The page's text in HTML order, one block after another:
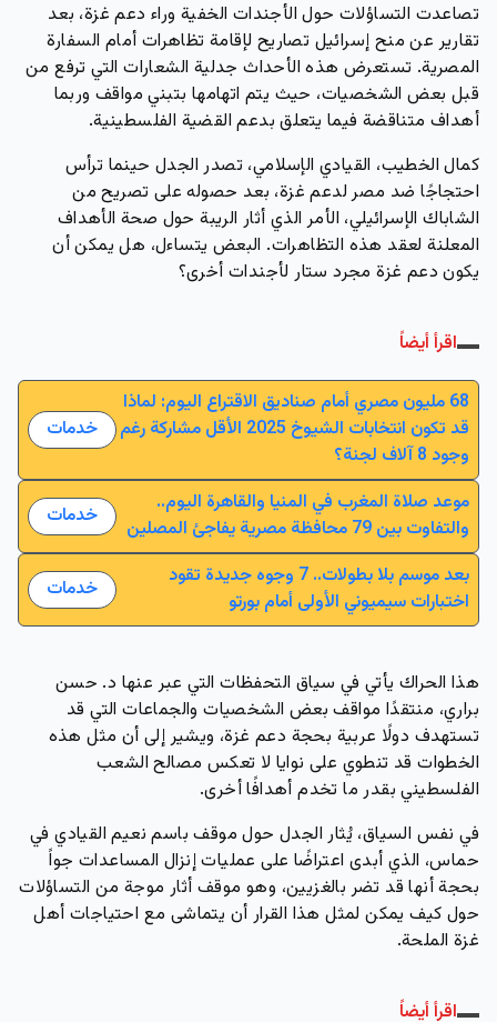
تصاعدت التساؤلات حول الأجندات الخفية وراء دعم غزة، بعد
تقارير عن منح إسرائيل تصاريح لإقامة تظاهرات أمام السفارة
المصرية. تستعرض هذه الأحداث جدلية الشعارات التي ترفع من
قبل بعض الشخصيات، حيث يتم اتهامها بتبني مواقف وربما
أهداف متناقضة فيما يتعلق بدعم القضية الفلسطينية.
كمال الخطيب، القيادي الإسلامي، تصدر الجدل حينما ترأس
احتجاجًا ضد مصر لدعم غزة، بعد حصوله على تصريح من
الشاباك الإسرائيلي، الأمر الذي أثار الريبة حول صحة الأهداف
المعلنة لعقد هذه التظاهرات. البعض يتساءل، هل يمكن أن
يكون دعم غزة مجرد ستار لأجندات أخرى؟
اقرأ أيضاً
68 مليون مصري أمام صناديق الاقتراع اليوم: لماذا
قد تكون انتخابات الشيوخ 2025 الأقل مشاركة رغم
وجود 8 آلاف لجنة؟
خدمات
موعد صلاة المغرب في المنيا والقاهرة اليوم..
والتفاوت بين 79 محافظة مصرية يفاجئ المصلين
خدمات
بعد موسم بلا بطولات.. 7 وجوه جديدة تقود
اختبارات سيميوني الأولى أمام بورتو
خدمات
هذا الحراك يأتي في سياق التحفظات التي عبر عنها د. حسن
براري، منتقدًا مواقف بعض الشخصيات والجماعات التي قد
تستهدف دولًا عربية بحجة دعم غزة، ويشير إلى أن مثل هذه
الخطوات قد تنطوي على نوايا لا تعكس مصالح الشعب
الفلسطيني بقدر ما تخدم أهدافًا أخرى.
في نفس السياق، يُثار الجدل حول موقف باسم نعيم القيادي في
حماس، الذي أبدى اعتراضًا على عمليات إنزال المساعدات جواً
بحجة أنها قد تضر بالغزيين، وهو موقف أثار موجة من التساؤلات
حول كيف يمكن لمثل هذا القرار أن يتماشى مع احتياجات أهل
غزة الملحة.
اقرأ أيضاً